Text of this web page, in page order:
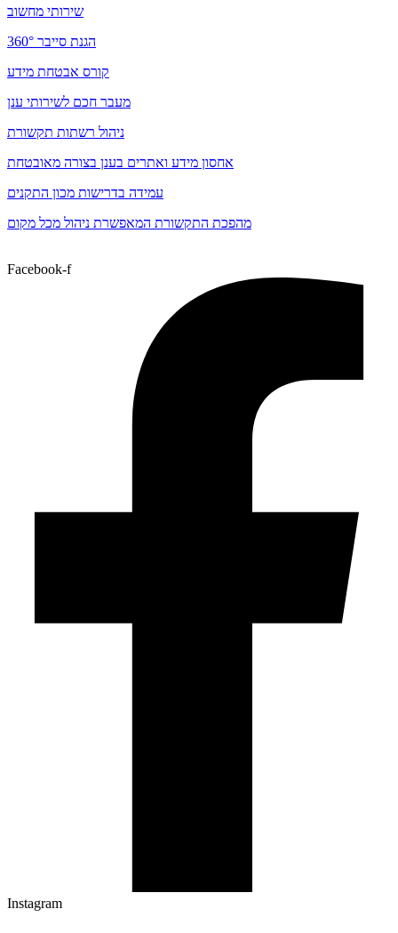
שירותי מחשוב
הגנת סייבר 360°
קורס אבטחת מידע
מעבר חכם לשירותי ענן
ניהול רשתות תקשורת
אחסון מידע ואתרים בענן בצורה מאובטחת
עמידה בדרישות מכון התקנים
מהפכת התקשורת המאפשרת ניהול מכל מקום
Facebook-f
Instagram